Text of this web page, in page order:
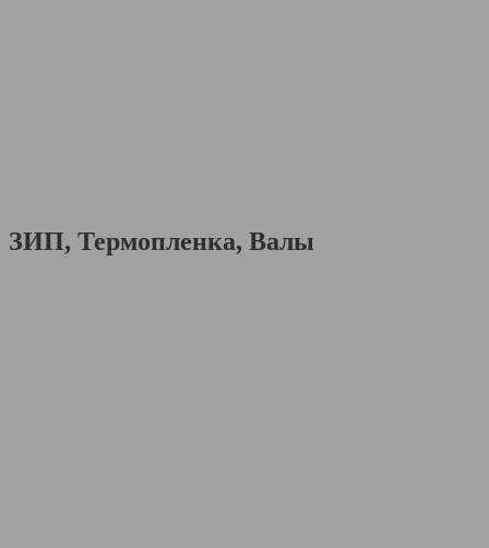
ЗИП, Термопленка, Валы